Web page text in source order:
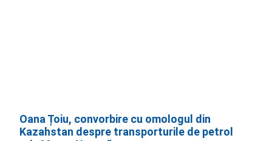
Oana Țoiu, convorbire cu omologul din
Kazahstan despre transporturile de petrol